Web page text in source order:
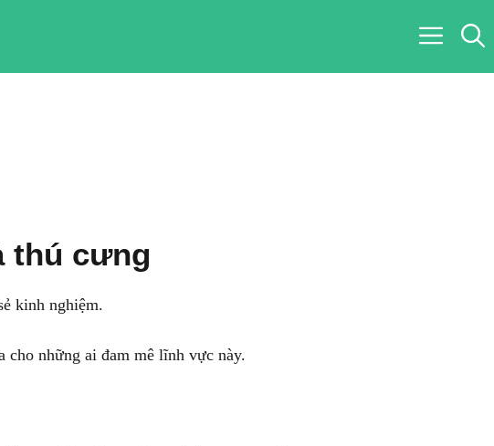
thú cưng
kinh nghiệm.
cho những ai đam mê lĩnh vực này.